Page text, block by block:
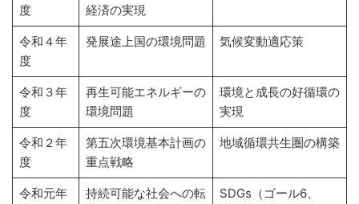
度
経済の実現
令和４年
度
発展途上国の環境問題 気候変動適応策
令和３年
度
再生可能エネルギーの
環境問題
環境と成長の好循環の
実現
令和２年
度
第五次環境基本計画の
重点戦略
地域循環共生圏の構築
令和元年
持続可能な社会への転
SDGs（ゴール6、